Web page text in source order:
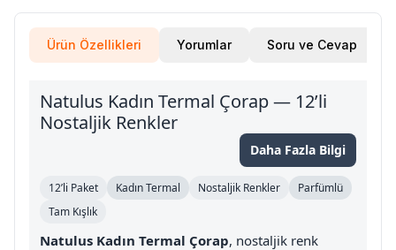
Ürün Özellikleri Yorumlar Soru ve Cevap
Natulus Kadın Termal Çorap — 12’li
Nostaljik Renkler
Daha Fazla Bilgi
12’li Paket Kadın Termal Nostaljik Renkler
Parfümlü
Tam Kışlık
Natulus Kadın Termal Çorap, nostaljik renk